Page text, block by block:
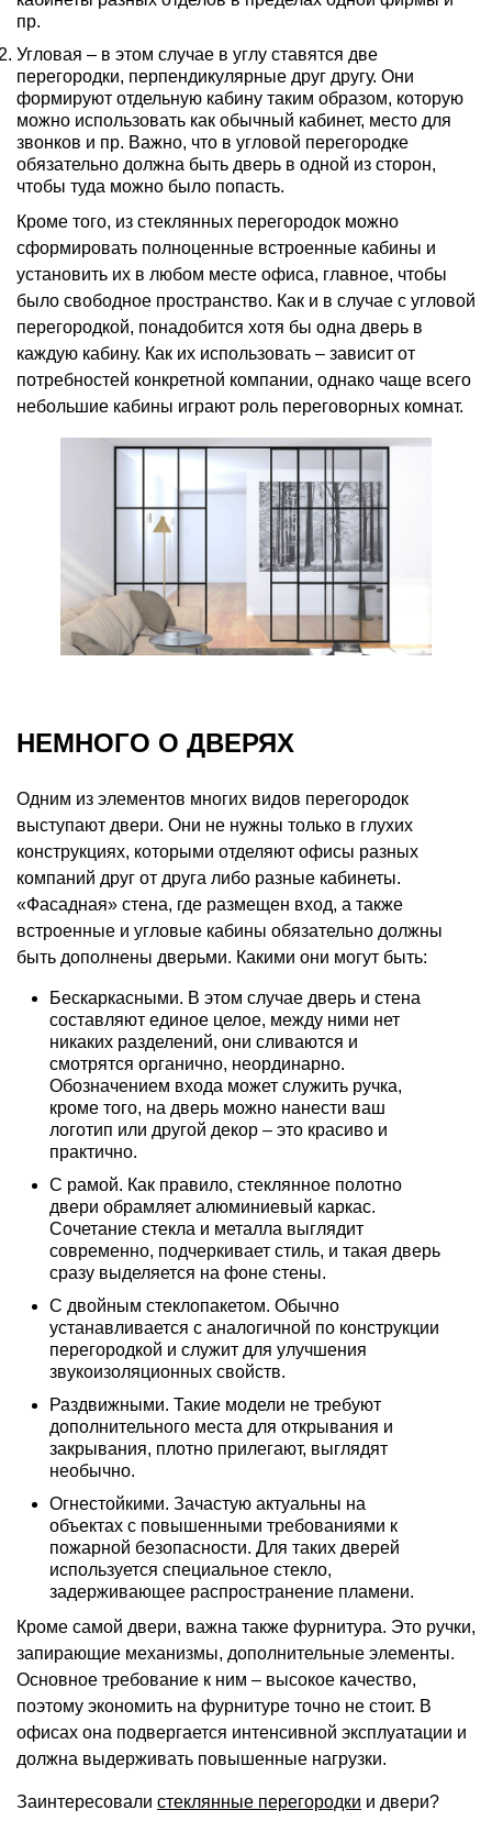
пр.
Угловая – в этом случае в углу ставятся две
перегородки, перпендикулярные друг другу. Они
формируют отдельную кабину таким образом, которую
можно использовать как обычный кабинет, место для
звонков и пр. Важно, что в угловой перегородке
обязательно должна быть дверь в одной из сторон,
чтобы туда можно было попасть.
Кроме того, из стеклянных перегородок можно
сформировать полноценные встроенные кабины и
установить их в любом месте офиса, главное, чтобы
было свободное пространство. Как и в случае с угловой
перегородкой, понадобится хотя бы одна дверь в
каждую кабину. Как их использовать – зависит от
потребностей конкретной компании, однако чаще всего
небольшие кабины играют роль переговорных комнат.
НЕМНОГО О ДВЕРЯХ
Одним из элементов многих видов перегородок
выступают двери. Они не нужны только в глухих
конструкциях, которыми отделяют офисы разных
компаний друг от друга либо разные кабинеты.
«Фасадная» стена, где размещен вход, а также
встроенные и угловые кабины обязательно должны
быть дополнены дверьми. Какими они могут быть:
Бескаркасными. В этом случае дверь и стена
составляют единое целое, между ними нет
никаких разделений, они сливаются и
смотрятся органично, неординарно.
Обозначением входа может служить ручка,
кроме того, на дверь можно нанести ваш
логотип или другой декор – это красиво и
практично.
С рамой. Как правило, стеклянное полотно
двери обрамляет алюминиевый каркас.
Сочетание стекла и металла выглядит
современно, подчеркивает стиль, и такая дверь
сразу выделяется на фоне стены.
С двойным стеклопакетом. Обычно
устанавливается с аналогичной по конструкции
перегородкой и служит для улучшения
звукоизоляционных свойств.
Раздвижными. Такие модели не требуют
дополнительного места для открывания и
закрывания, плотно прилегают, выглядят
необычно.
Огнестойкими. Зачастую актуальны на
объектах с повышенными требованиями к
пожарной безопасности. Для таких дверей
используется специальное стекло,
задерживающее распространение пламени.
Кроме самой двери, важна также фурнитура. Это ручки,
запирающие механизмы, дополнительные элементы.
Основное требование к ним – высокое качество,
поэтому экономить на фурнитуре точно не стоит. В
офисах она подвергается интенсивной эксплуатации и
должна выдерживать повышенные нагрузки.
Заинтересовали стеклянные перегородки и двери?